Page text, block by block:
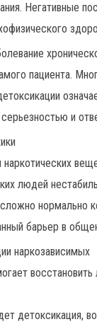
Негативные
пациента.
и
наркотических
людей
нормально
барьер в
наркозависимых
детоксикация,